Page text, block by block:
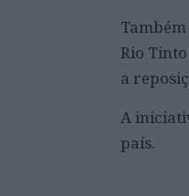
Rio
a
A
país.